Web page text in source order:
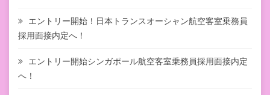
エントリー開始！日本トランスオーシャン航空客室乗務員
採用面接内定へ！
エントリー開始シンガポール航空客室乗務員採用面接内定
へ！